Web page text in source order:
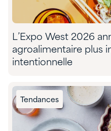
L’Expo West 2026
agroalimentaire plus
intentionnelle
Tendances